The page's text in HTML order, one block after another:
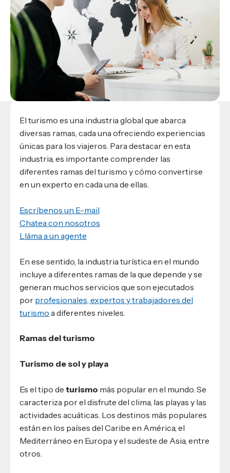
Escuela de Ciencias de la Comunicación
Escuela de Ciencias de la Salud
Escuela de Arquitectura
Ver toda la oferta académica
Escuela deNegocios
Conocé DUX
Datos de contacto
admisiones@usap.edu
+504 2561-8727
Ave. Circunvalación, San Pedro Sula,
Honduras, C.A.
EXCELENCIA USAP
Lifelong Learning University
Responsabilidad social y sostenibilidad
Empleabilidad
¿Que es USAP+?
RECURSOS
Guía de Servicios Académicos y Administrativos
Manual M365
Manual Moddle
Normas Académicas
Experiencias de alumnos
internacionales
Conocé experiencias
USAP integra RediEShn
Leer artículo
El turismo es una industria global que abarca
diversas ramas, cada una ofreciendo experiencias
únicas para los viajeros. Para destacar en esta
industria, es importante comprender las
diferentes ramas del turismo y cómo convertirse
en un experto en cada una de ellas.
Escríbenos un E-mail
Chatea con nosotros
Lláma a un agente
En ese sentido, la industria turística en el mundo
incluye a diferentes ramas de la que depende y se
generan muchos servicios que son ejecutados
por profesionales, expertos y trabajadores del
turismo a diferentes niveles.
Ramas del turismo
Turismo de sol y playa
Es el tipo de turismo más popular en el mundo. Se
caracteriza por el disfrute del clima, las playas y las
actividades acuáticas. Los destinos más populares
están en los países del Caribe en América, el
Mediterráneo en Europa y el sudeste de Asia, entre
otros.